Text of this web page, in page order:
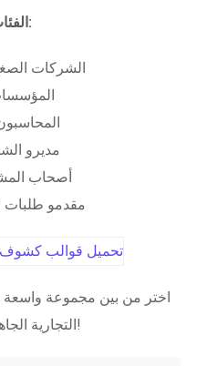
الفئات المستهدفة:
الشركات
مديرو
أصحاب
مقدمو طلبات
اختر من بين مجموعة
التجارية الجاهزة للاستخدام الفوري!